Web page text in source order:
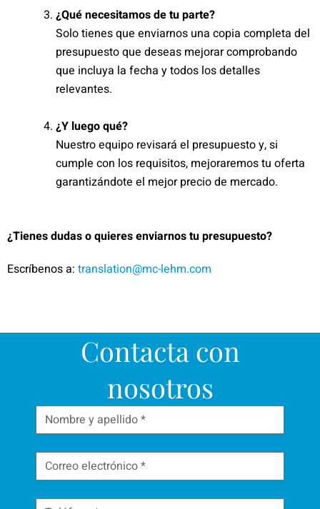
¿Qué necesitamos de tu parte?
Solo tienes que enviarnos una copia completa del
presupuesto que deseas mejorar comprobando
que incluya la fecha y todos los detalles
relevantes.
¿Y luego qué?
Nuestro equipo revisará el presupuesto y, si
cumple con los requisitos, mejoraremos tu oferta
garantizándote el mejor precio de mercado.
¿Tienes dudas o quieres enviarnos tu presupuesto?
Escríbenos a: translation@mc-lehm.com
Contacta con
nosotros